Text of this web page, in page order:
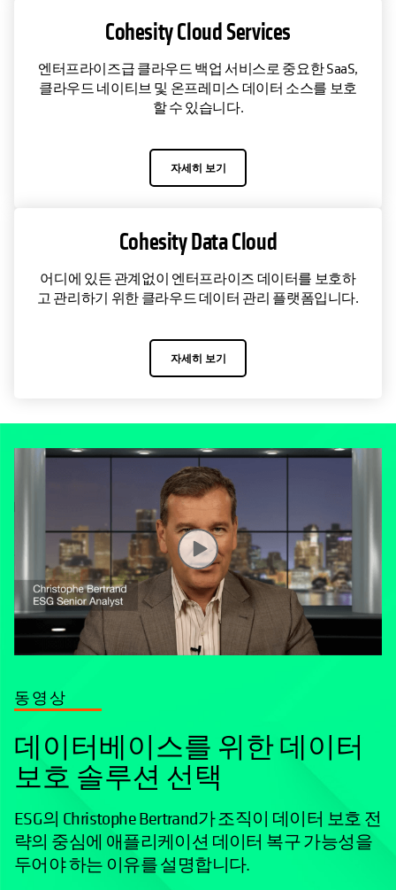
Cohesity Cloud Services
엔터프라이즈급 클라우드 백업 서비스로 중요한 SaaS,
클라우드 네이티브 및 온프레미스 데이터 소스를 보호
할 수 있습니다.
자세히 보기
Cohesity Data Cloud
어디에 있든 관계없이 엔터프라이즈 데이터를 보호하
고 관리하기 위한 클라우드 데이터 관리 플랫폼입니다.
자세히 보기
동영상
데이터베이스를 위한 데이터
보호 솔루션 선택
ESG의 Christophe Bertrand가 조직이 데이터 보호 전
략의 중심에 애플리케이션 데이터 복구 가능성을
두어야 하는 이유를 설명합니다.